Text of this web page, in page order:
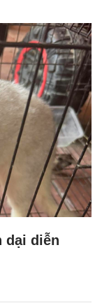
dại diễn